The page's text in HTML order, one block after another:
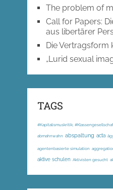
The problem of
Call for Papers:
aus libertärer
Die Vertragsform
„Lurid sexual
TAGS
#Kapitalismuskritik;
abmahnwahn abspaltung acta
agentenbasierte simulation
aktive schulen Aktivisten gesucht